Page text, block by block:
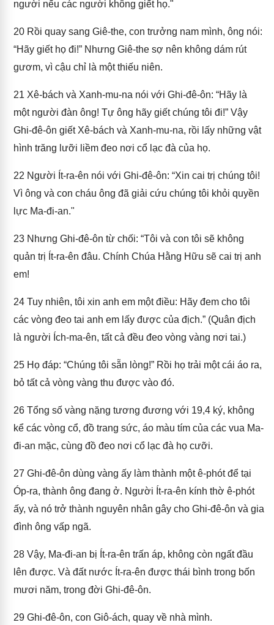
người nếu các người không giết họ."
20 Rồi quay sang Giê-the, con trưởng nam mình, ông nói:
“Hãy giết họ đi!” Nhưng Giê-the sợ nên không dám rút
gươm, vì cậu chỉ là một thiếu niên.
21 Xê-bách và Xanh-mu-na nói với Ghi-đê-ôn: “Hãy là
một người đàn ông! Tự ông hãy giết chúng tôi đi!” Vậy
Ghi-đê-ôn giết Xê-bách và Xanh-mu-na, rồi lấy những vật
hình trăng lưỡi liềm đeo nơi cổ lạc đà của họ.
22 Người Ít-ra-ên nói với Ghi-đê-ôn: “Xin cai trị chúng tôi!
Vì ông và con cháu ông đã giải cứu chúng tôi khỏi quyền
lực Ma-đi-an."
23 Nhưng Ghi-đê-ôn từ chối: “Tôi và con tôi sẽ không
quản trị Ít-ra-ên đâu. Chính Chúa Hằng Hữu sẽ cai trị anh
em!
24 Tuy nhiên, tôi xin anh em một điều: Hãy đem cho tôi
các vòng đeo tai anh em lấy được của địch.” (Quân địch
là người Ích-ma-ên, tất cả đều đeo vòng vàng nơi tai.)
25 Họ đáp: “Chúng tôi sẵn lòng!” Rồi họ trải một cái áo ra,
bỏ tất cả vòng vàng thu được vào đó.
26 Tổng số vàng nặng tương đương với 19,4 ký, không
kể các vòng cổ, đồ trang sức, áo màu tím của các vua Ma-
đi-an mặc, cùng đồ đeo nơi cổ lạc đà họ cưỡi.
27 Ghi-đê-ôn dùng vàng ấy làm thành một ê-phót để tại
Óp-ra, thành ông đang ở. Người Ít-ra-ên kính thờ ê-phót
ấy, và nó trở thành nguyên nhân gây cho Ghi-đê-ôn và gia
đình ông vấp ngã.
28 Vậy, Ma-đi-an bị Ít-ra-ên trấn áp, không còn ngất đầu
lên được. Và đất nước Ít-ra-ên được thái bình trong bốn
mươi năm, trong đời Ghi-đê-ôn.
29 Ghi-đê-ôn, con Giô-ách, quay về nhà mình.